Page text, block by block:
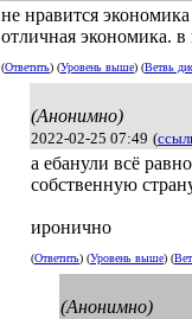
не нравится
отличная экономика. в
(Ответить) (Уровень выше) (Ветвь
(Анонимно)
2022-02-25 07:49 (
а ебанули всё
собственную
иронично
(Ответить) (Уровень выше) (
(Анонимно)